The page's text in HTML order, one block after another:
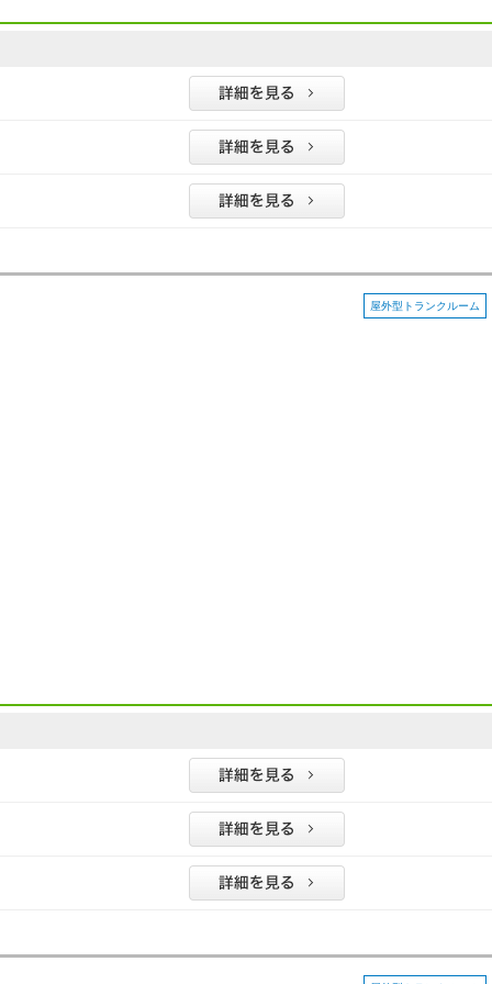
屋外型トランクルーム